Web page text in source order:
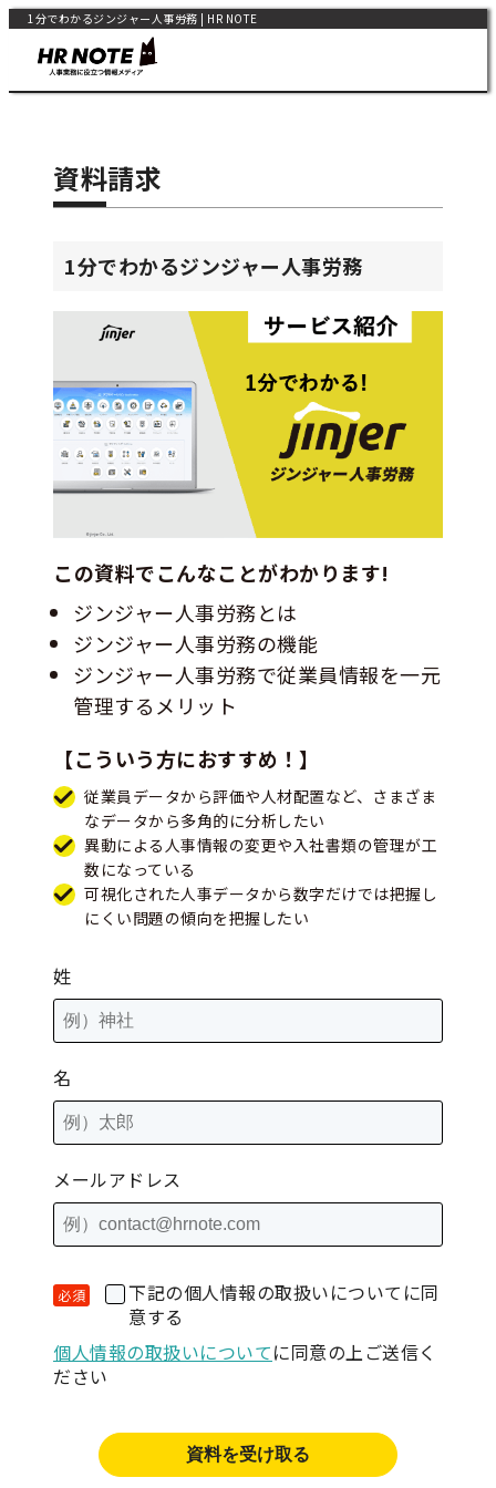
1分でわかるジンジャー人事労務 | HR NOTE
資料請求
1分でわかるジンジャー人事労務
この資料でこんなことがわかります!
ジンジャー人事労務とは
ジンジャー人事労務の機能
ジンジャー人事労務で従業員情報を一元
管理するメリット
【こういう方におすすめ！】
従業員データから評価や人材配置など、さまざま
なデータから多角的に分析したい
異動による人事情報の変更や入社書類の管理が工
数になっている
可視化された人事データから数字だけでは把握し
にくい問題の傾向を把握したい
姓
名
メールアドレス
下記の個人情報の取扱いについてに同
意する
個人情報の取扱いについてに同意の上ご送信く
ださい